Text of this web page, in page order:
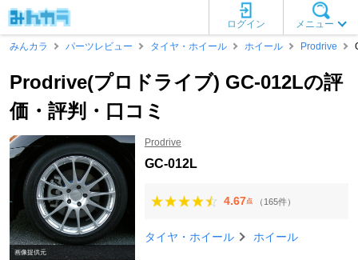
メニュー
ログイン
みんカラ
パーツレビュー タイヤ・ホイール ホイール Prodrive
Prodrive(プロドライブ) GC-012Lの評
価・評判・口コミ
画像提供元
Prodrive
GC-012L
4.67点 （165件）
タイヤ・ホイール ホイール